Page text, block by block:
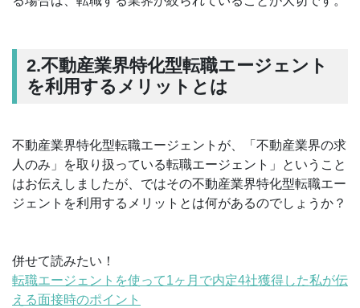
2.不動産業界特化型転職エージェント
を利用するメリットとは
不動産業界特化型転職エージェントが、「不動産業界の求
人のみ」を取り扱っている転職エージェント」ということ
はお伝えしましたが、ではその不動産業界特化型転職エー
ジェントを利用するメリットとは何があるのでしょうか？
併せて読みたい！
転職エージェントを使って1ヶ月で内定4社獲得した私が伝
える面接時のポイント